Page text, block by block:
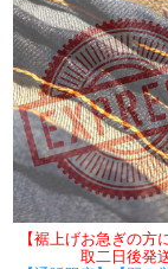
【裾上げお急ぎの方
取二日後発送